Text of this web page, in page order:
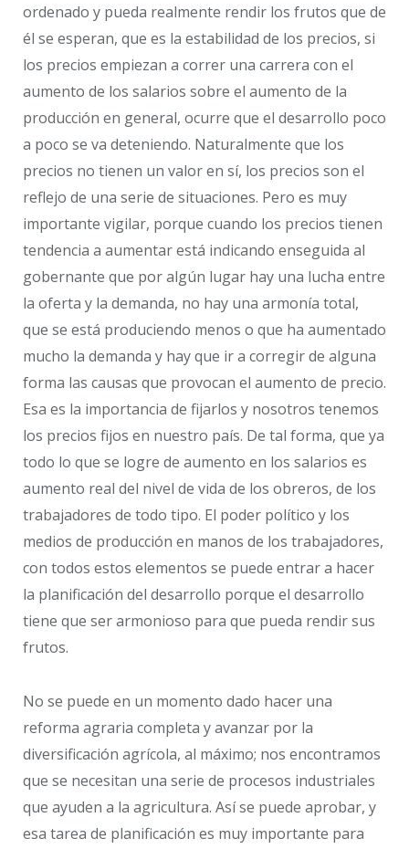
ordenado y pueda realmente rendir los frutos que de
él se esperan, que es la estabilidad de los precios, si
los precios empiezan a correr una carrera con el
aumento de los salarios sobre el aumento de la
producción en general, ocurre que el desarrollo poco
a poco se va deteniendo. Naturalmente que los
precios no tienen un valor en sí, los precios son el
reflejo de una serie de situaciones. Pero es muy
importante vigilar, porque cuando los precios tienen
tendencia a aumentar está indicando enseguida al
gobernante que por algún lugar hay una lucha entre
la oferta y la demanda, no hay una armonía total,
que se está produciendo menos o que ha aumentado
mucho la demanda y hay que ir a corregir de alguna
forma las causas que provocan el aumento de precio.
Esa es la importancia de fijarlos y nosotros tenemos
los precios fijos en nuestro país. De tal forma, que ya
todo lo que se logre de aumento en los salarios es
aumento real del nivel de vida de los obreros, de los
trabajadores de todo tipo. El poder político y los
medios de producción en manos de los trabajadores,
con todos estos elementos se puede entrar a hacer
la planificación del desarrollo porque el desarrollo
tiene que ser armonioso para que pueda rendir sus
frutos.
No se puede en un momento dado hacer una
reforma agraria completa y avanzar por la
diversificación agrícola, al máximo; nos encontramos
que se necesitan una serie de procesos industriales
que ayuden a la agricultura. Así se puede aprobar, y
esa tarea de planificación es muy importante para